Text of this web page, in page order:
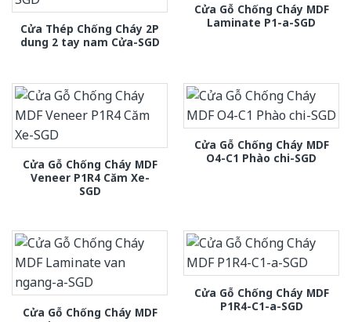
Cửa Thép Chống Cháy 2P
dung 2 tay nam Cửa-SGD
Cửa Gỗ Chống Cháy MDF
Laminate P1-a-SGD
Cửa Gỗ Chống Cháy MDF
Veneer P1R4 Căm Xe-
SGD
Cửa Gỗ Chống Cháy MDF
O4-C1 Phào chi-SGD
Cửa Gỗ Chống Cháy MDF
Cửa Gỗ Chống Cháy MDF
P1R4-C1-a-SGD